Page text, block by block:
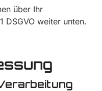
über Ihr
DSGVO weiter unten.